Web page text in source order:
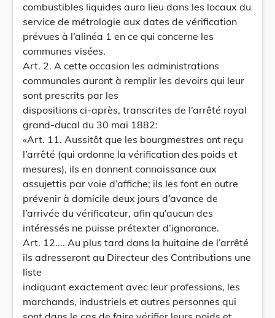
combustibles liquides aura lieu dans les locaux du
service de métrologie aux dates de vérification
prévues à l’alinéa 1 en ce qui concerne les
communes visées.
Art. 2. A cette occasion les administrations
communales auront à remplir les devoirs qui leur
sont prescrits par les
dispositions ci-après, transcrites de l’arrêté royal
grand-ducal du 30 mai 1882:
«Art. 11. Aussitôt que les bourgmestres ont reçu
l’arrêté (qui ordonne la vérification des poids et
mesures), ils en donnent connaissance aux
assujettis par voie d’affiche; ils les font en outre
prévenir à domicile deux jours d’avance de
l’arrivée du vérificateur, afin qu’aucun des
intéressés ne puisse prétexter d’ignorance.
Art. 12.... Au plus tard dans la huitaine de l’arrêté
ils adresseront au Directeur des Contributions une
liste
indiquant exactement avec leur professions, les
marchands, industriels et autres personnes qui